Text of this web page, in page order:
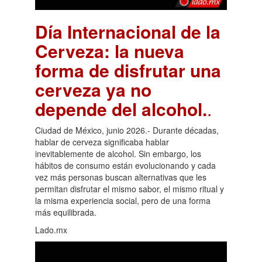
Día Internacional de la
Cerveza: la nueva
forma de disfrutar una
cerveza ya no
depende del alcohol..
Ciudad de México, junio 2026.- Durante décadas,
hablar de cerveza significaba hablar
inevitablemente de alcohol. Sin embargo, los
hábitos de consumo están evolucionando y cada
vez más personas buscan alternativas que les
permitan disfrutar el mismo sabor, el mismo ritual y
la misma experiencia social, pero de una forma
más equilibrada.
Lado.mx